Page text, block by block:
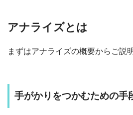
アナライズとは
まずはアナライズの概要からご説
手がかりをつかむための手